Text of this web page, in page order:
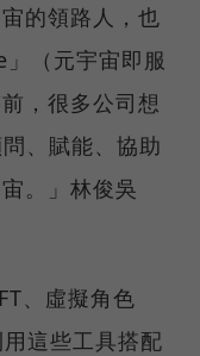
的領路人，也
（元宇宙即服
，很多公司想
、賦能、協助
。」林俊吳
、虛擬角色
這些工具搭配